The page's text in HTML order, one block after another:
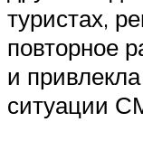
туристах,
повторное
и
ситуации